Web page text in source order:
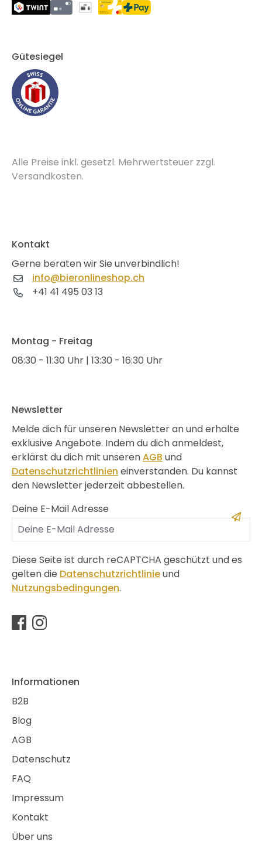
Gütesiegel
Alle Preise inkl. gesetzl. Mehrwertsteuer zzgl.
Versandkosten.
Kontakt
Gerne beraten wir Sie unverbindlich!
info@bieronlineshop.ch
+41 41 495 03 13
Montag - Freitag
08:30 - 11:30 Uhr | 13:30 - 16:30 Uhr
Newsletter
Melde dich für unseren Newsletter an und erhalte
exklusive Angebote. Indem du dich anmeldest,
erklärst du dich mit unserenAGB und
Datenschutzrichtlinien einverstanden. Du kannst
den Newsletter jederzeit abbestellen.
Deine E-Mail Adresse
Diese Seite ist durch reCAPTCHA geschützt und es
gelten die Datenschutzrichtlinieund
Nutzungsbedingungen.
Informationen
B2B
Blog
AGB
Datenschutz
FAQ
Impressum
Kontakt
Über uns